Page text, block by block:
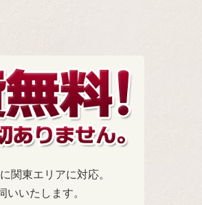
関東エリアに対応。
いいたします。